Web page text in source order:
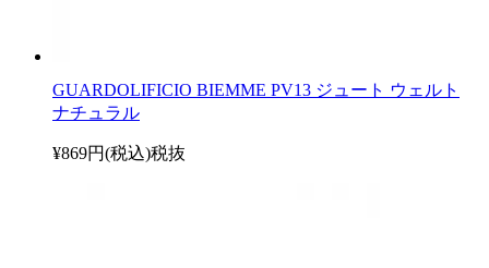
GUARDOLIFICIO BIEMME PV13 ジュート ウェルト
ナチュラル
¥869円(税込)税抜